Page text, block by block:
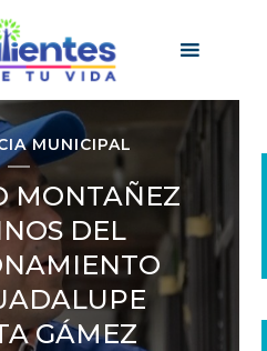
MUNICIPAL
MONTAÑEZ
DEL
GÁMEZ